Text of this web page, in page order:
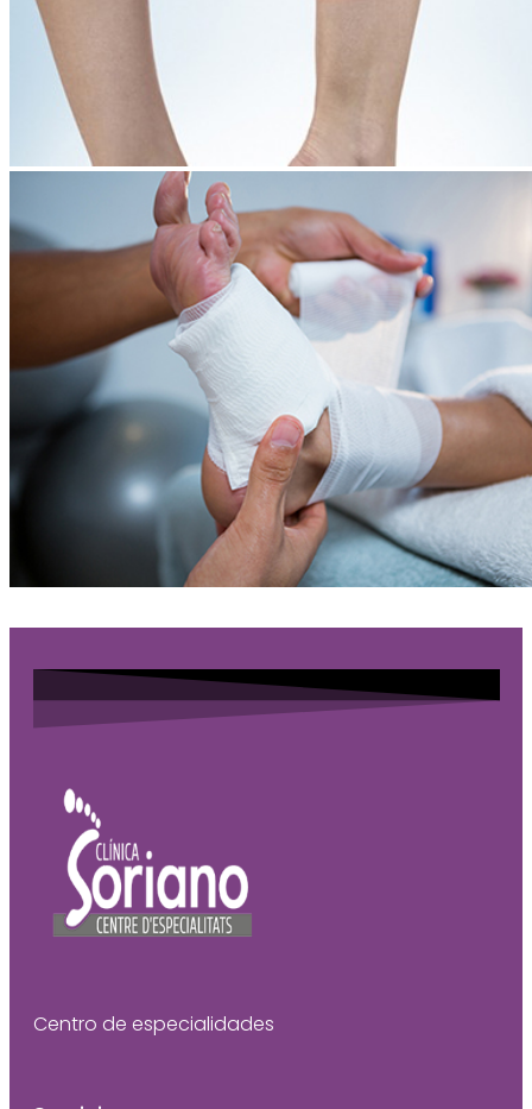
Centro de especialidades